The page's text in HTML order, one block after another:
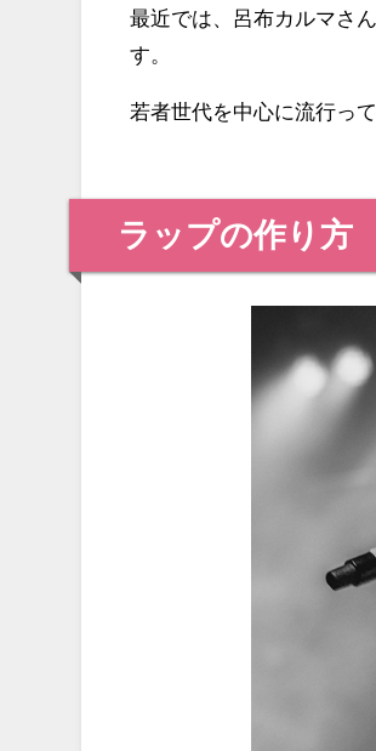
最近では、呂布カルマさ
す。
若者世代を中心に流行っ
ラップの作り方